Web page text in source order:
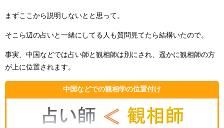
まずここから説明しないとと思って。
そこら辺の占いと一緒にしてる人も質問見てたら結構いたので。
事実、中国などでは占い師と観相師は別にされ、遥かに観相師の方
が上に位置されます。
中国などでの観相学の位置付け